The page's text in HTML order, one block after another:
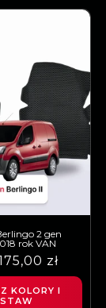
w jednym miejscu
2 gen
rok VAN
zł
KOLORY I